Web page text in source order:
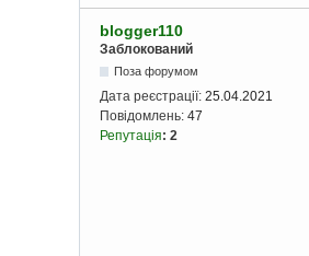
blogger110
Заблокований
Поза форумом
Дата реєстрації: 25.04.2021
Повідомлень: 47
Репутація: 2